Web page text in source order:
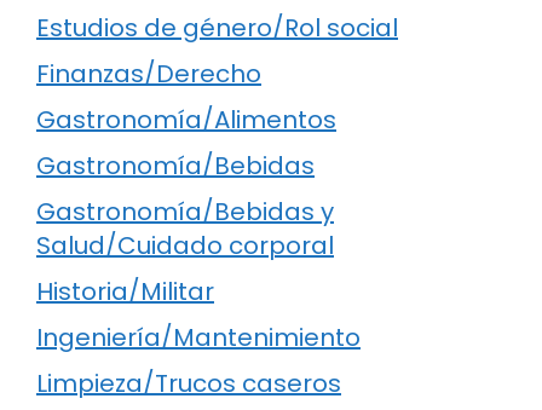
Estudios de género/Rol social
Finanzas/Derecho
Gastronomía/Alimentos
Gastronomía/Bebidas
Gastronomía/Bebidas y
Salud/Cuidado corporal
Historia/Militar
Ingeniería/Mantenimiento
Limpieza/Trucos caseros